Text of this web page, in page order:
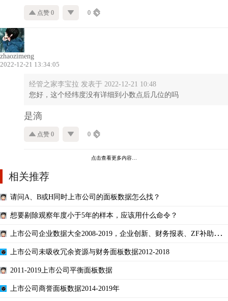
点赞 0 0
zhaozimeng
2022-12-21 13:34:05
经管之家李宝拉 发表于 2022-12-21 10:48
您好，这个经纬度没有详细到小数点后几位的吗
是滴
点赞 0 0
点击查看更多内容…
相关推荐
请问A、B或H同时上市公司的面板数据怎么找？
想要剔除观察年度小于5年的样本，应该用什么命令？
上市公司企业数据大全2008-2019，企业创新、财务报表、ZF补助、高
上市公司未吸收冗余资源与财务面板数据2012-2018
2011-2019上市公司平衡面板数据
上市公司商誉面板数据2014-2019年